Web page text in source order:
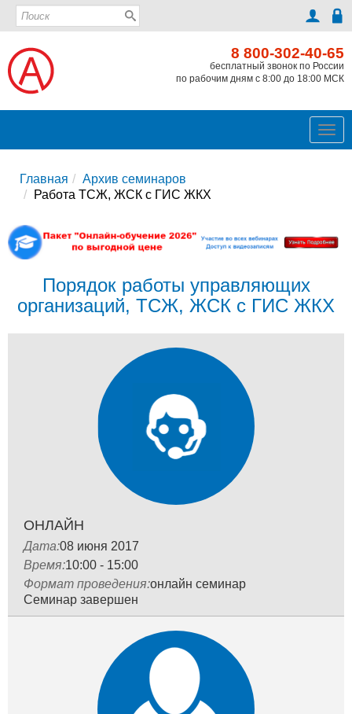
8 800-302-40-65
бесплатный звонок по России
по рабочим дням с 8:00 до 18:00 МСК
Главная
Архив семинаров
Работа ТСЖ, ЖСК с ГИС ЖКХ
Порядок работы управляющих
организаций, ТСЖ, ЖСК с ГИС ЖКХ
ОНЛАЙН
Дата:08 июня 2017
Время:10:00 - 15:00
Формат проведения:онлайн семинар
Семинар завершен